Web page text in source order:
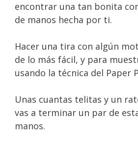
encontrar una tan bonita
de manos hecha por ti.
Hacer una tira con algún
de lo más fácil, y para
usando la técnica del Paper
Unas cuantas telitas y un
vas a terminar un par de
manos.